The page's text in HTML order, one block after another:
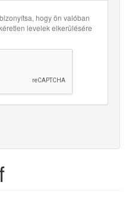
hogy ön valóban
levelek elkerülésére